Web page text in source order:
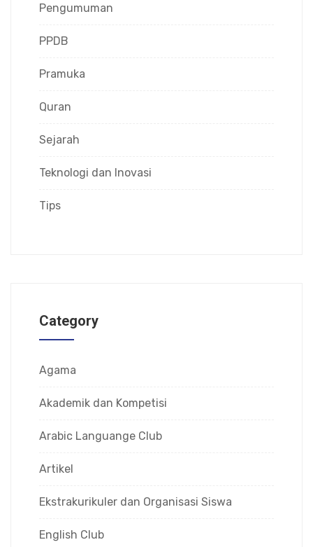
Pengumuman
PPDB
Pramuka
Quran
Sejarah
Teknologi dan Inovasi
Tips
Category
Agama
Akademik dan Kompetisi
Arabic Languange Club
Artikel
Ekstrakurikuler dan Organisasi Siswa
English Club